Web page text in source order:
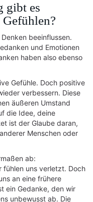
gibt es
beeinflussen.
und Emotionen
haben also ebenso
Gefühle. Doch positive
verbessern. Diese
äußeren Umstand
die Idee, deine
ist der Glaube daran,
Menschen oder
ab:
fühlen uns verletzt. Doch
an eine frühere
ein Gedanke, den wir
unbewusst ab. Die